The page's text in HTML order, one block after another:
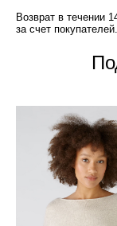
Возврат в течении
за счет покупателей.